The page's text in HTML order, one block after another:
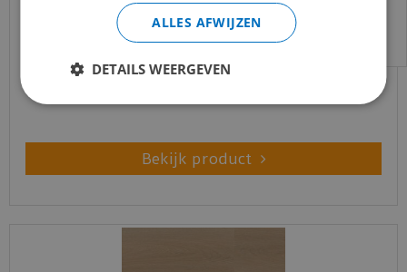
Ambiant - Estino Smoky (Plak PVC)
Bekijk product
info@merkvloerenwinkel.nl
ALLES AFWIJZEN
DETAILS WEERGEVEN